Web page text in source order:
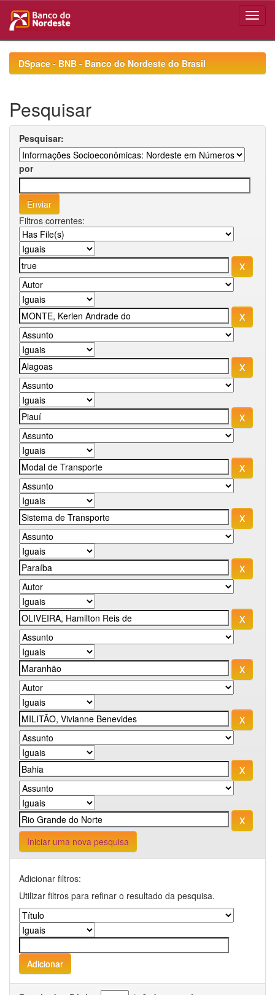
navigationDSpace - BNB - Banco do Nordeste do Brasil
Pesquisar
Pesquisar:
por
Filtros correntes:
Iniciar uma nova pesquisa
Adicionar filtros:
Utilizar filtros para refinar o resultado da pesquisa.